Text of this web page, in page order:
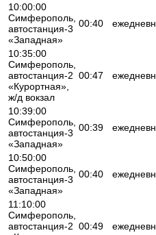
10:00:00
Симферополь,
автостанция-3
«Западная»
00:40
10:35:00
Симферополь,
автостанция-2
«Курортная»,
ж/д вокзал
00:47
10:39:00
Симферополь,
автостанция-3
«Западная»
00:39
10:50:00
Симферополь,
автостанция-3
«Западная»
00:40
11:10:00
Симферополь,
автостанция-2 00:49